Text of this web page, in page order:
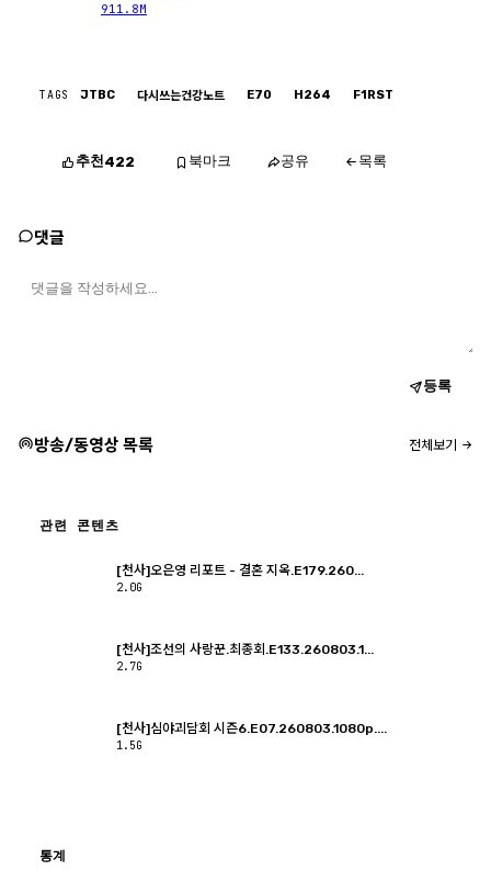
911.8M
TAGS JTBC 다시쓰는건강노트 E70 H264 F1RST
추천422 북마크 공유 목록
댓글
등록
방송/동영상 목록 전체보기
관련 콘텐츠
[천사]오은영 리포트 - 결혼 지옥.E179.260...
2.0G
[천사]조선의 사랑꾼.최종회.E133.260803.1...
2.7G
[천사]심야괴담회 시즌6.E07.260803.1080p....
1.5G
통계